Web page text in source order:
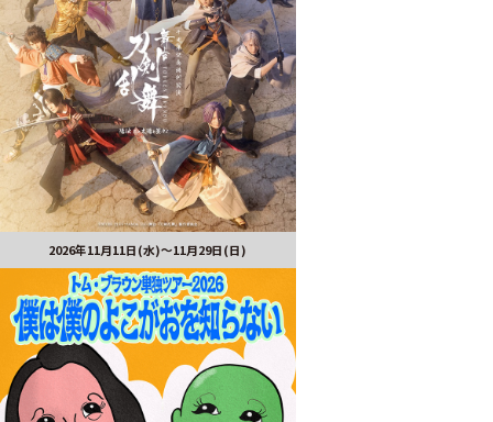
2026年11月11日(水)～11月29日(日)